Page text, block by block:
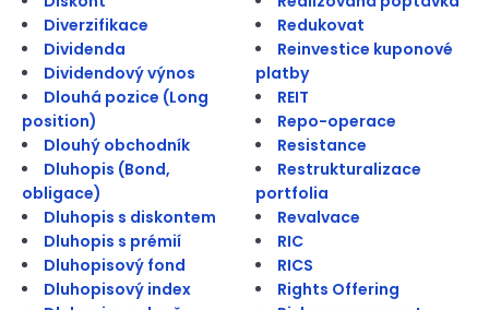
Diverzifikace
Dividenda
Dividendový výnos
Dlouhá pozice (Long
position)
Dlouhý obchodník
Dluhopis (Bond,
obligace)
Dluhopis s diskontem
Dluhopis s prémií
Dluhopisový fond
Dluhopisový index
Redukovat
Reinvestice kuponové
platby
REIT
Repo-operace
Resistance
Restrukturalizace
portfolia
Revalvace
RIC
RICS
Rights Offering